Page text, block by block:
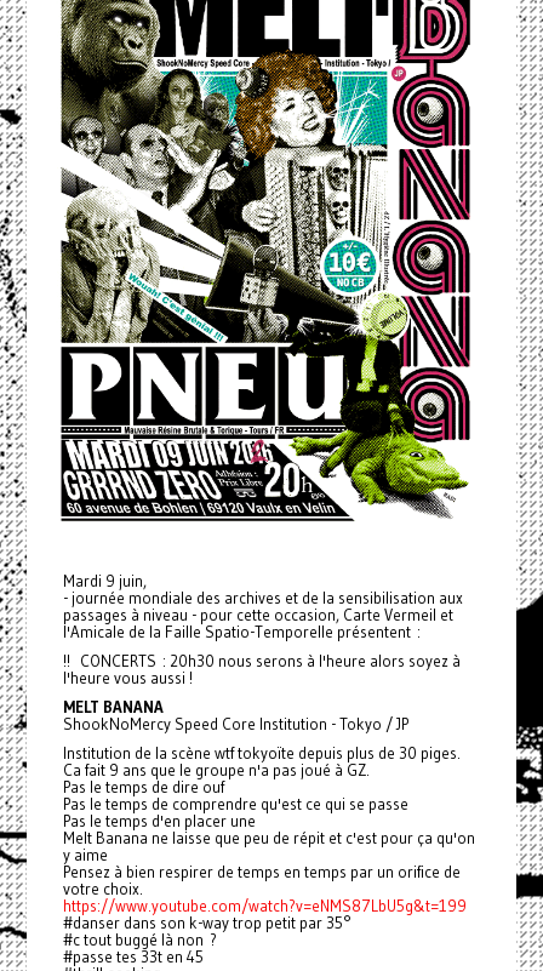
Mardi 9 juin,
- journée mondiale des archives et de la sensibilisation aux
passages à niveau - pour cette occasion, Carte Vermeil et
l'Amicale de la Faille Spatio-Temporelle présentent :
!! CONCERTS : 20h30 nous serons à l'heure alors soyez à
l'heure vous aussi !
MELT BANANA
ShookNoMercy Speed Core Institution - Tokyo / JP
Institution de la scène wtf tokyoïte depuis plus de 30 piges.
Ca fait 9 ans que le groupe n'a pas joué à GZ.
Pas le temps de dire ouf
Pas le temps de comprendre qu'est ce qui se passe
Pas le temps d'en placer une
Melt Banana ne laisse que peu de répit et c'est pour ça qu'on
y aime
Pensez à bien respirer de temps en temps par un orifice de
votre choix.
https://www.youtube.com/watch?v=eNMS87LbU5g&t=199
#danser dans son k-way trop petit par 35°
#c tout buggé là non ?
#passe tes 33t en 45